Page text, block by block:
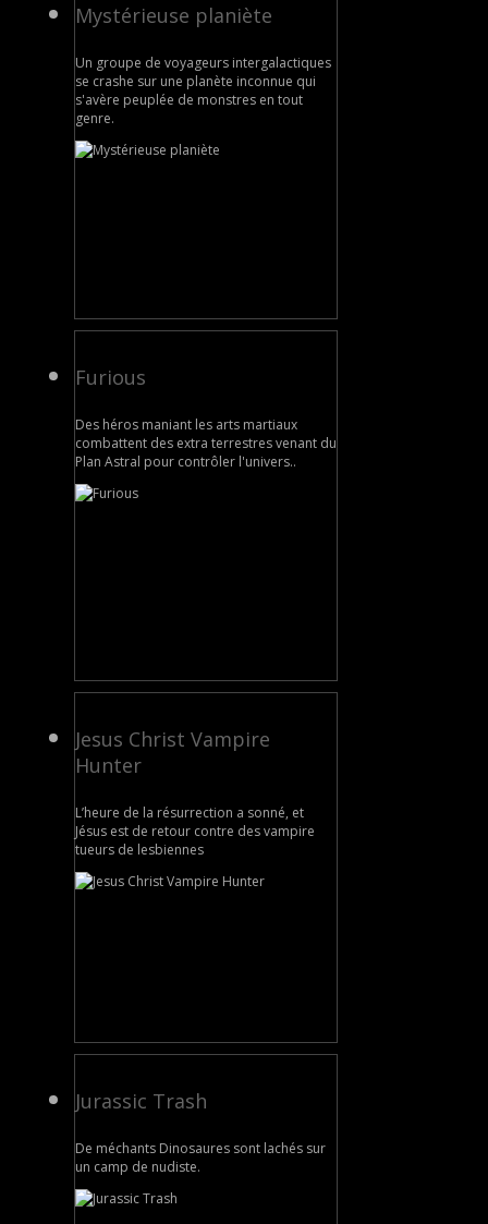
Mystérieuse planiète
Un groupe de voyageurs intergalactiques
se crashe sur une planète inconnue qui
s'avère peuplée de monstres en tout
genre.
Furious
Des héros maniant les arts martiaux
combattent des extra terrestres venant du
Plan Astral pour contrôler l'univers..
Jesus Christ Vampire
Hunter
L’heure de la résurrection a sonné, et
Jésus est de retour contre des vampire
tueurs de lesbiennes
Jurassic Trash
De méchants Dinosaures sont lachés sur
un camp de nudiste.